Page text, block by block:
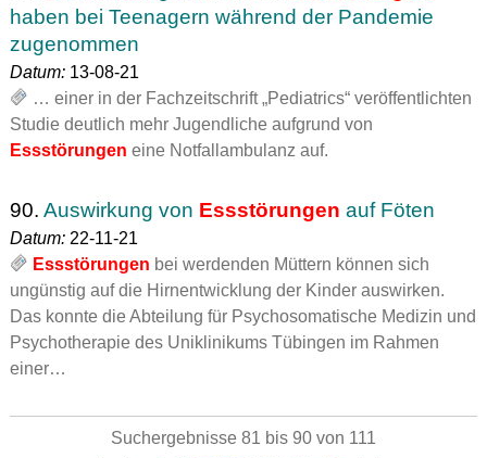
haben bei Teenagern während der Pandemie
zugenommen
Datum:13-08-21
… einer in der Fachzeitschrift „Pediatrics“ veröffentlichten
Studie deutlich mehr Jugendliche aufgrund von
Essstörungen eine Notfallambulanz auf.
90. Auswirkung von Essstörungen auf Föten
Datum:22-11-21
Essstörungen bei werdenden Müttern können sich
ungünstig auf die Hirnentwicklung der Kinder auswirken.
Das konnte die Abteilung für Psychosomatische Medizin und
Psychotherapie des Uniklinikums Tübingen im Rahmen
einer…
Suchergebnisse 81 bis 90 von 111